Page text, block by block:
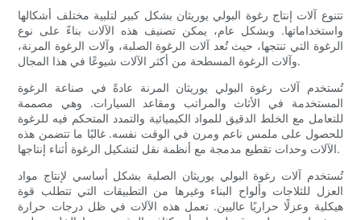
تتنوع آلات إنتاج رغوة البولي يوريثان بشكل كبير لتلبية مختلف أشكالها
واستخداماتها. وبشكل عام، يمكن تصنيف هذه الآلات بناءً على نوع
الرغوة التي تنتجها، حيث تُعد آلات الرغوة الصلبة، وآلات الرغوة المرنة،
وآلات الرغوة المسطحة من أكثر الآلات شيوعًا في هذا المجال.
تُستخدم آلات رغوة البولي يوريثان المرنة عادةً في صناعة الرغوة
المستخدمة في الأثاث والمراتب ومقاعد السيارات. وهي مصممة
للتعامل مع الخلط الدقيق للمواد الكيميائية والتمدد المتحكم فيه للرغوة
للحصول على ملمس ناعم ومرن في الوقت نفسه. غالبًا ما تتضمن هذه
الآلات وحدات تقطيع مدمجة مع أنظمة نقل لتشكيل الرغوة أثناء إنتاجها.
تُستخدم آلات رغوة البولي يوريثان الصلبة بشكل أساسي لإنتاج مواد
العزل للثلاجات وألواح البناء وغيرها من التطبيقات التي تتطلب قوة
هيكلية وعزلًا حراريًا عاليين. تعمل هذه الآلات في ظل درجات حرارة